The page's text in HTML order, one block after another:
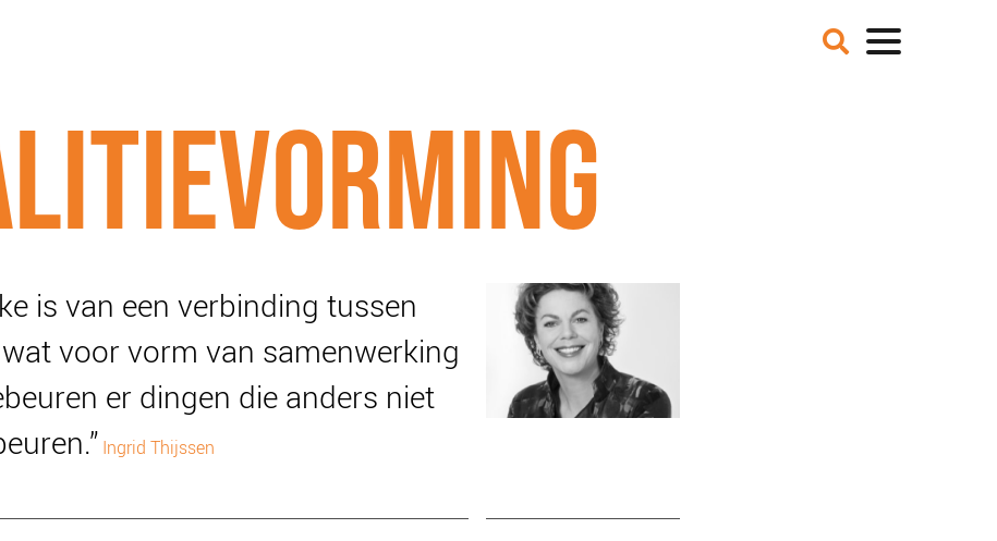
HOE WORD JE RIJK?
JONGEREN PERSPECTIEF FONDS
DOORBRAAKMETHODE
COLLECTIEF SCHULDREGELEN
NEDERLANDSE SCHULDHULPROUTE (NSR)
VISIE EN MISSIE
HET TEAM
ONZE PARTNERS
OVER NCFG
is van een verbinding tussen
voor vorm van samenwerking
er dingen die anders niet
Ingrid Thijssen